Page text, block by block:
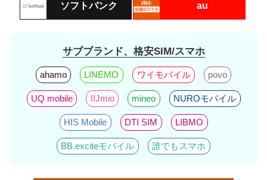
ソフトバンク au
サブブランド、格安SIM/スマホ
ahamo LINEMO ワイモバイル povo
UQ mobile IIJmio mineo NUROモバイル
HIS Mobile DTI SIM LIBMO
BB.exciteモバイル 誰でもスマホ